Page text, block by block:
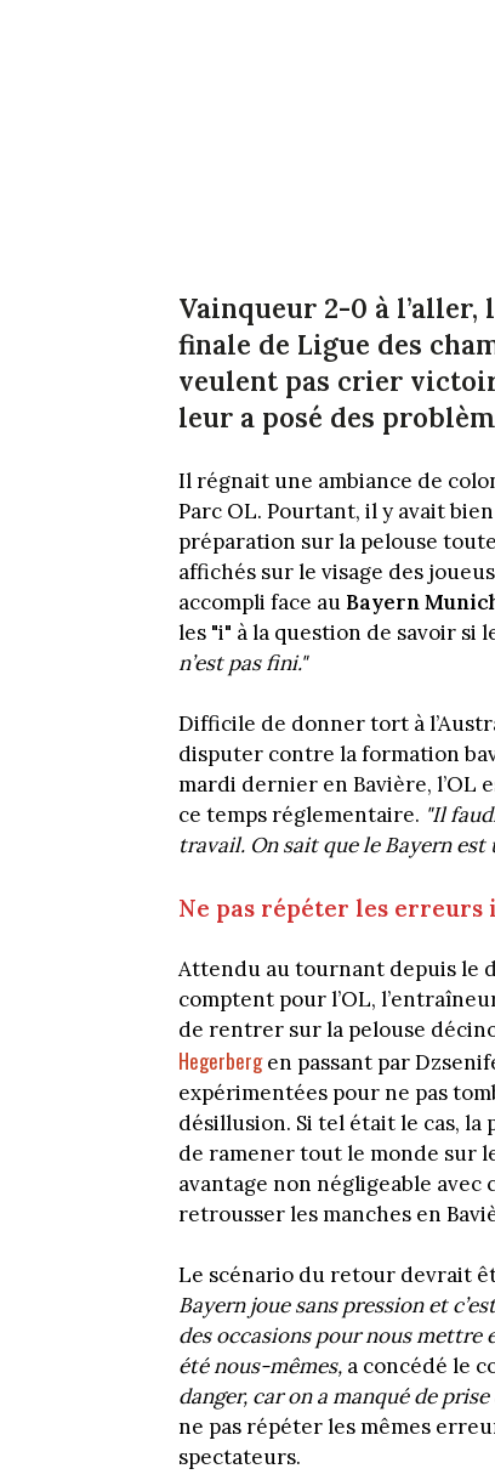
Vainqueur 2-0 à l’aller,
finale de Ligue des
veulent pas crier
leur a posé des
Il régnait une ambiance de
Parc OL. Pourtant, il y avait
préparation sur la pelouse
affichés sur le visage des
accompli face au Bayern
les "i" à la question de savoir si
n’est pas fini."
Difficile de donner tort à
disputer contre la formation
mardi dernier en Bavière, l’OL
ce temps réglementaire. "Il
travail. On sait que le Bayern est
Ne pas répéter les
Attendu au tournant depuis le
comptent pour l’OL,
de rentrer sur la pelouse
Hegerbergen passant par
expérimentées pour ne pas
désillusion. Si tel était le cas,
de ramener tout le monde sur
avantage non négligeable avec
retrousser les manches en
Le scénario du retour devrait
Bayern joue sans pression et
des occasions pour nous mettre
été nous-mêmes, a concédé le
danger, car on a manqué de
ne pas répéter les mêmes
spectateurs.